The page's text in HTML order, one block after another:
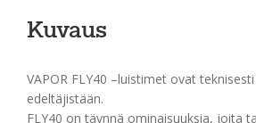
Kuvaus
VAPOR FLY40 –luistimet ovat
edeltäjistään.
FLY40 on täynnä ominaisuuksia, joita